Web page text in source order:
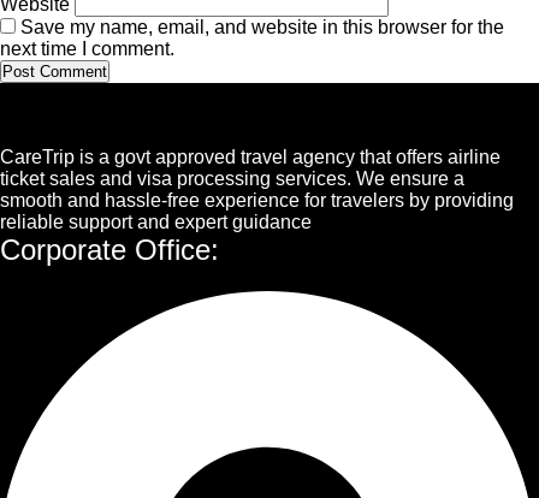
Website
Save my name, email, and website in this browser for the
next time I comment.
CareTrip is a govt approved travel agency that offers airline
ticket sales and visa processing services. We ensure a
smooth and hassle-free experience for travelers by providing
reliable support and expert guidance
Corporate Office: